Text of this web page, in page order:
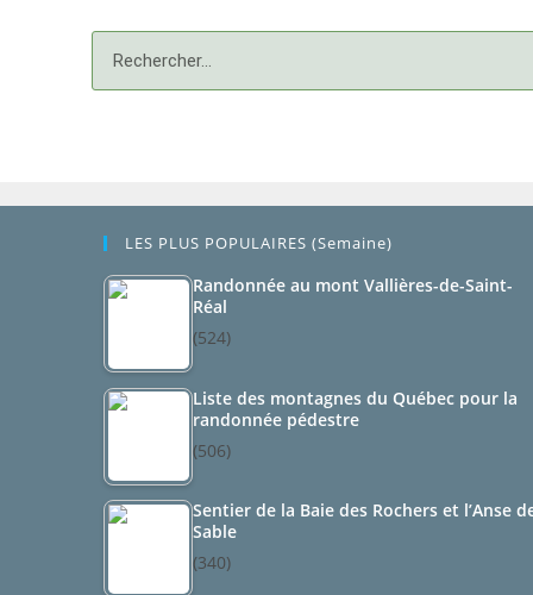
LES PLUS POPULAIRES (semaine)
Randonnée au mont Vallières-de-Saint-
Réal
(524)
Liste des montagnes du Québec pour la
randonnée pédestre
(506)
Sentier de la Baie des Rochers et l’Anse
Sable
(340)